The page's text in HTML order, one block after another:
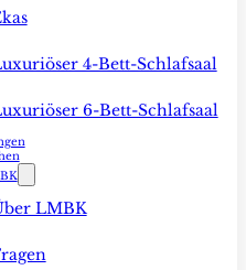
4-Bett-Schlafsaal
6-Bett-Schlafsaal
LMBK